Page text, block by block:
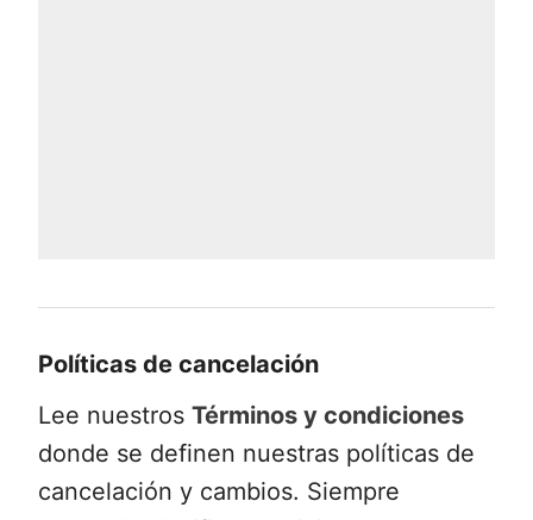
Políticas de cancelación
Lee nuestros Términos y condiciones
donde se definen nuestras políticas de
cancelación y cambios. Siempre